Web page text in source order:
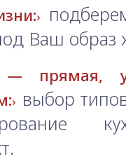
Ваш образ
прямая,
выбор